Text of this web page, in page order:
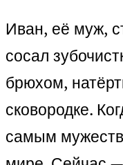
Иван, её муж,
сосал
брюхом,
сковородке.
самым